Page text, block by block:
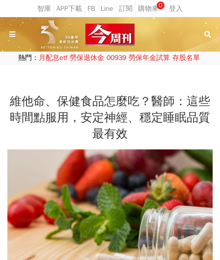
0
熱門： 月配息etf 勞保退休金 00939 勞保年金試算 存股名單
維他命、保健食品怎麼吃？醫師：這些
時間點服用，安定神經、穩定睡眠品質
最有效